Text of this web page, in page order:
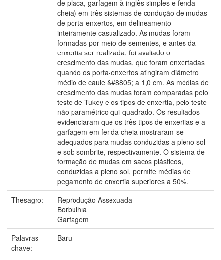
de placa, garfagem à inglês simples e fenda
cheia) em três sistemas de condução de mudas
de porta-enxertos, em delineamento
inteiramente casualizado. As mudas foram
formadas por meio de sementes, e antes da
enxertia ser realizada, foi avaliado o
crescimento das mudas, que foram enxertadas
quando os porta-enxertos atingiram diâmetro
médio de caule &#8805; a 1,0 cm. As médias de
crescimento das mudas foram comparadas pelo
teste de Tukey e os tipos de enxertia, pelo teste
não paramétrico qui-quadrado. Os resultados
evidenciaram que os três tipos de enxertias e a
garfagem em fenda cheia mostraram-se
adequados para mudas conduzidas a pleno sol
e sob sombrite, respectivamente. O sistema de
formação de mudas em sacos plásticos,
conduzidas a pleno sol, permite médias de
pegamento de enxertia superiores a 50%.
Thesagro:
Reprodução Assexuada
Borbulhia
Garfagem
Palavras-
chave:
Baru